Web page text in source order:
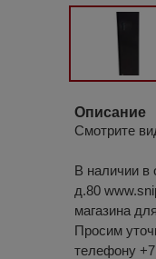
Описание
Смотрите
В наличии в
д.80
магазина
Просим
телефону